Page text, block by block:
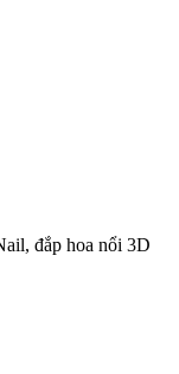
đắp hoa nổi 3D